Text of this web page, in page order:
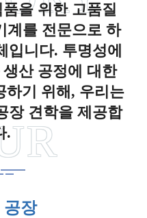
을 위한 고품질
계를 전문으로 하
입니다. 투명성에
산 공정에 대한
하기 위해, 우리는
장 견학을 제공합
.
공장